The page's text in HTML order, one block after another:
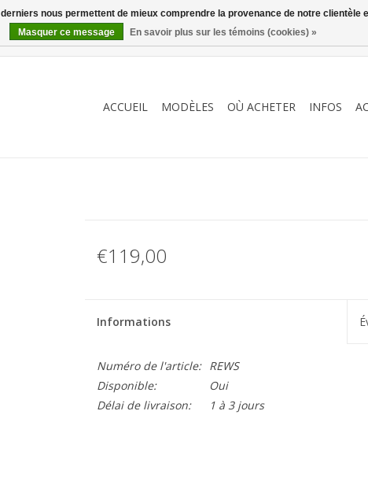
ACCUEIL MODÈLES OÙ ACHETER INFOS
€119,00
Informations
Numéro de l'article:
REWS
Disponible:
Oui
Délai de livraison:
1 à 3 jours
nous permettent de mieux comprendre la provenance de notre
Masquer ce message
En savoir plus sur les témoins (cookies) »